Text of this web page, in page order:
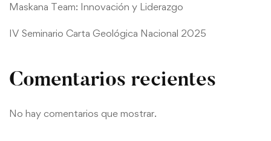
Maskana Team: Innovación y Liderazgo
IV Seminario Carta Geológica Nacional 2025
Comentarios recientes
No hay comentarios que mostrar.